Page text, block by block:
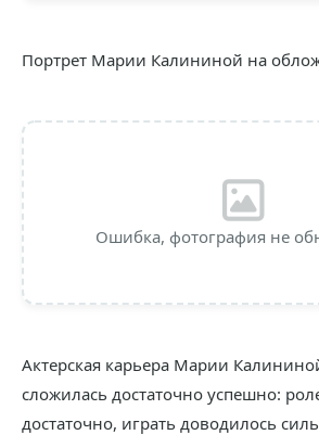
Портрет Марии Калининой на
Ошибка, фотография не
Актерская карьера Марии
сложилась достаточно успешно:
достаточно, играть доводилось